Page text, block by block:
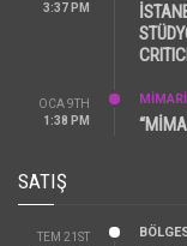
3:37 PM
OCA 9TH
1:38 PM
MİMARİ
SATIŞ
TEM 21ST